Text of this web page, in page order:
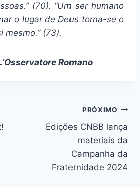
(70). “Um ser humano
o lugar de Deus torna-se o
mesmo.” (73).
Romano
PRÓXIMO
Edições CNBB lança
materiais da
Campanha da
Fraternidade 2024